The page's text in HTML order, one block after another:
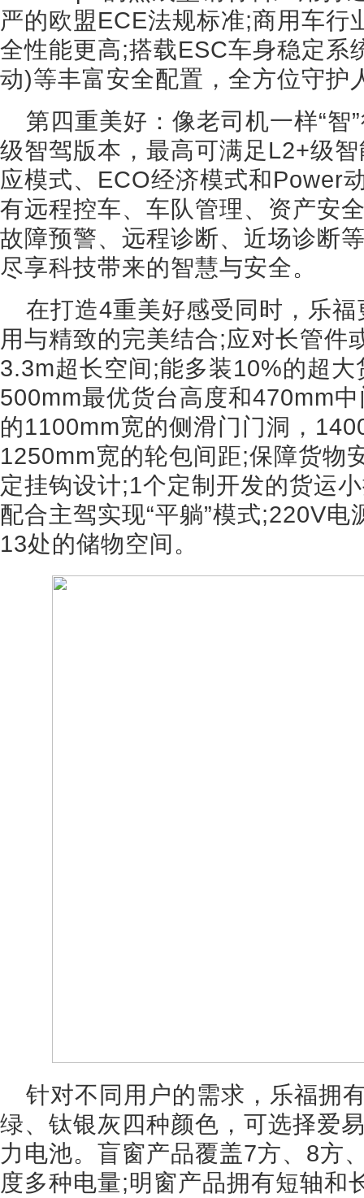
严的欧盟ECE法规标准;商用车行
全性能更高;搭载ESC车身稳定系
动)等丰富安全配置，全方位守护
第四重美好：像老司机一样“智
级智驾版本，最高可满足L2+级
应模式、ECO经济模式和Power
有远程控车、车队管理、资产安
故障预警、远程诊断、近场诊断
尽享科技带来的智慧与安全。
在打造4重美好感受同时，乐
用与精致的完美结合;应对长管件
3.3m超长空间;能多装10%的超
500mm最优货台高度和470mm
的1100mm宽的侧滑门门洞，
1250mm宽的轮包间距;保障货物
定挂钩设计;1个定制开发的货运
配合主驾实现“平躺”模式;220V
13处的储物空间。
针对不同用户的需求，乐福拥
绿、钛银灰四种颜色，可选择爱
力电池。盲窗产品覆盖7方、8方
度多种电量;明窗产品拥有短轴和